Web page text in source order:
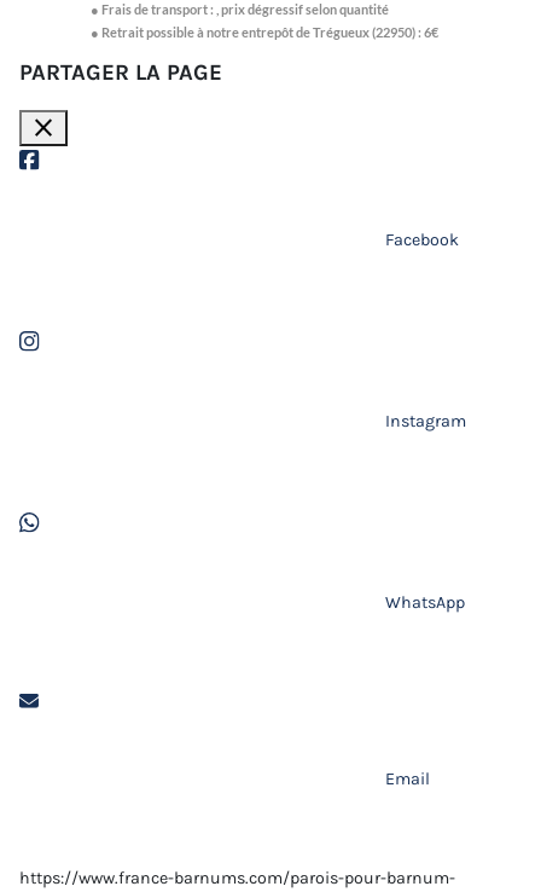
● Frais de transport : prix dégressif selon quantité
● Retrait possible à notre entrepôt de Trégueux (22950) : 6€
PARTAGER LA PAGE
close
Facebook
Instagram
WhatsApp
Email
https://www.france-barnums.com/parois-pour-barnum-